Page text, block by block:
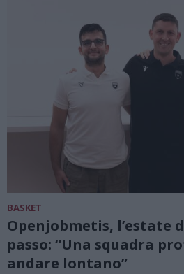
BASKET
Openjobmetis, l’estate
passo: “Una squadra
andare lontano”